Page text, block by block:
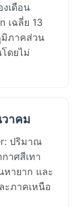
เดือน
เฉลี่ย 13
ภาคส่วน
ดยไม่
าคม
ปริมาณ
าศสีเทา
ายาก และ
ะภาคเหนือ